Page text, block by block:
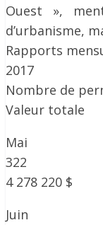
Ouest »,
d’urbanisme,
Rapports
2017
Nombre de
Valeur totale
Mai
322
4 278 220 $
Juin